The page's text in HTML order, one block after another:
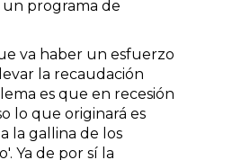
programa de
va haber un esfuerzo
la recaudación
es que en recesión
lo que originará es
la gallina de los
Ya de por sí la